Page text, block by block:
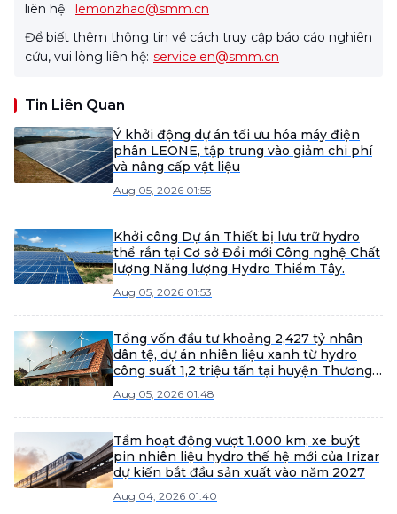
liên hệ: lemonzhao@smm.cn
Để biết thêm thông tin về cách truy cập báo cáo nghiên
cứu, vui lòng liên hệ: service.en@smm.cn
Tin Liên Quan
Ý khởi động dự án tối ưu hóa máy điện
phân LEONE, tập trung vào giảm chi phí
và nâng cấp vật liệu
Aug 05, 2026 01:55
Khởi công Dự án Thiết bị lưu trữ hydro
thể rắn tại Cơ sở Đổi mới Công nghệ Chất
lượng Năng lượng Hydro Thiểm Tây.
Aug 05, 2026 01:53
Tổng vốn đầu tư khoảng 2,427 tỷ nhân
dân tệ, dự án nhiên liệu xanh từ hydro
công suất 1,2 triệu tấn tại huyện Thương
Aug 05, 2026 01:48
Tầm hoạt động vượt 1.000 km, xe buýt
pin nhiên liệu hydro thế hệ mới của Irizar
dự kiến bắt đầu sản xuất vào năm 2027
Aug 04, 2026 01:40